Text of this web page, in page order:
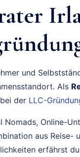
und
Als
der LLC-
Nomads, Online-
aus Reise-
erfährst